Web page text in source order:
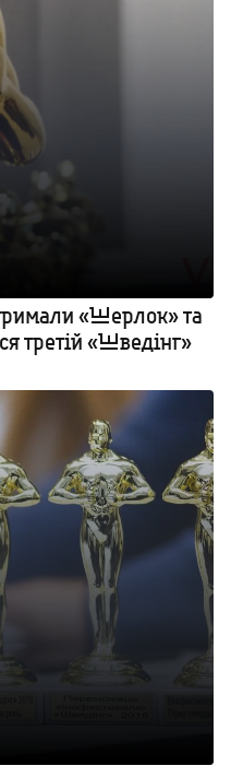
«Шерлок» та
третій «Шведінг»